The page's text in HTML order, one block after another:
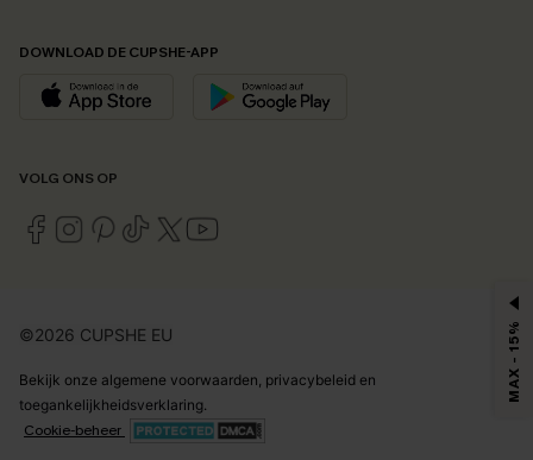
DOWNLOAD DE CUPSHE-APP
VOLG ONS OP
©2026 CUPSHE EU
Bekijk onze algemene voorwaarden, privacybeleid en
toegankelijkheidsverklaring.
Cookie-beheer
MAX - 15%